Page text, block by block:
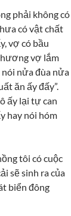
phải không có
có vật chất
vợ có bầu
vợ lắm
nửa đùa nửa
ăn ấy đấy”.
ấy lại tự can
hay nói hóm
tôi có cuộc
sẽ sinh ra của
biển đông